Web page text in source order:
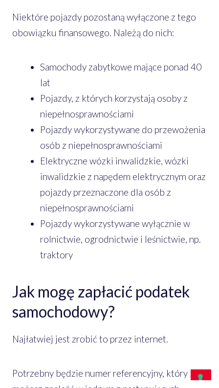
Niektóre pojazdy pozostaną wyłączone z tego
obowiązku finansowego. Należą do nich:
Samochody zabytkowe mające ponad 40
lat
Pojazdy, z których korzystają osoby z
niepełnosprawnościami
Pojazdy wykorzystywane do przewożenia
osób z niepełnosprawnościami
Elektryczne wózki inwalidzkie, wózki
inwalidzkie z napędem elektrycznym oraz
pojazdy przeznaczone dla osób z
niepełnosprawnościami
Pojazdy wykorzystywane wyłącznie w
rolnictwie, ogrodnictwie i leśnictwie, np.
traktory
Jak mogę zapłacić podatek
samochodowy?
Najłatwiej jest zrobić to przez internet.
Potrzebny będzie numer referencyjny, który